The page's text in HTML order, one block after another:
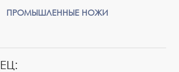
ПРОМЫШЛЕННЫЕ НОЖИ